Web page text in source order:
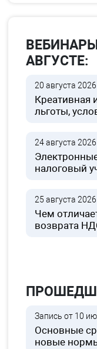
АВГУСТЕ:
20 августа 2026
Креативная
льготы,
24 августа 2026
налоговый
25 августа 2026
Чем
возврата
Запись от 10
Основные
новые